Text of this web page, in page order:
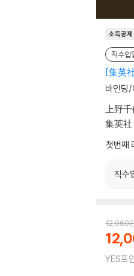
소득공제
직수입
集英
바인딩/
上野
集英社
첫번째
직수
12,060
YES포